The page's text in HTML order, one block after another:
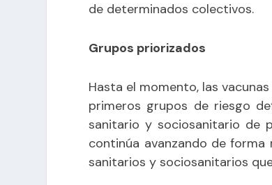
de determinados colectivos.
Grupos priorizados
Hasta el momento, las
primeros grupos de riesgo
sanitario y sociosanitario de
continúa avanzando de
sanitarios y sociosanitarios